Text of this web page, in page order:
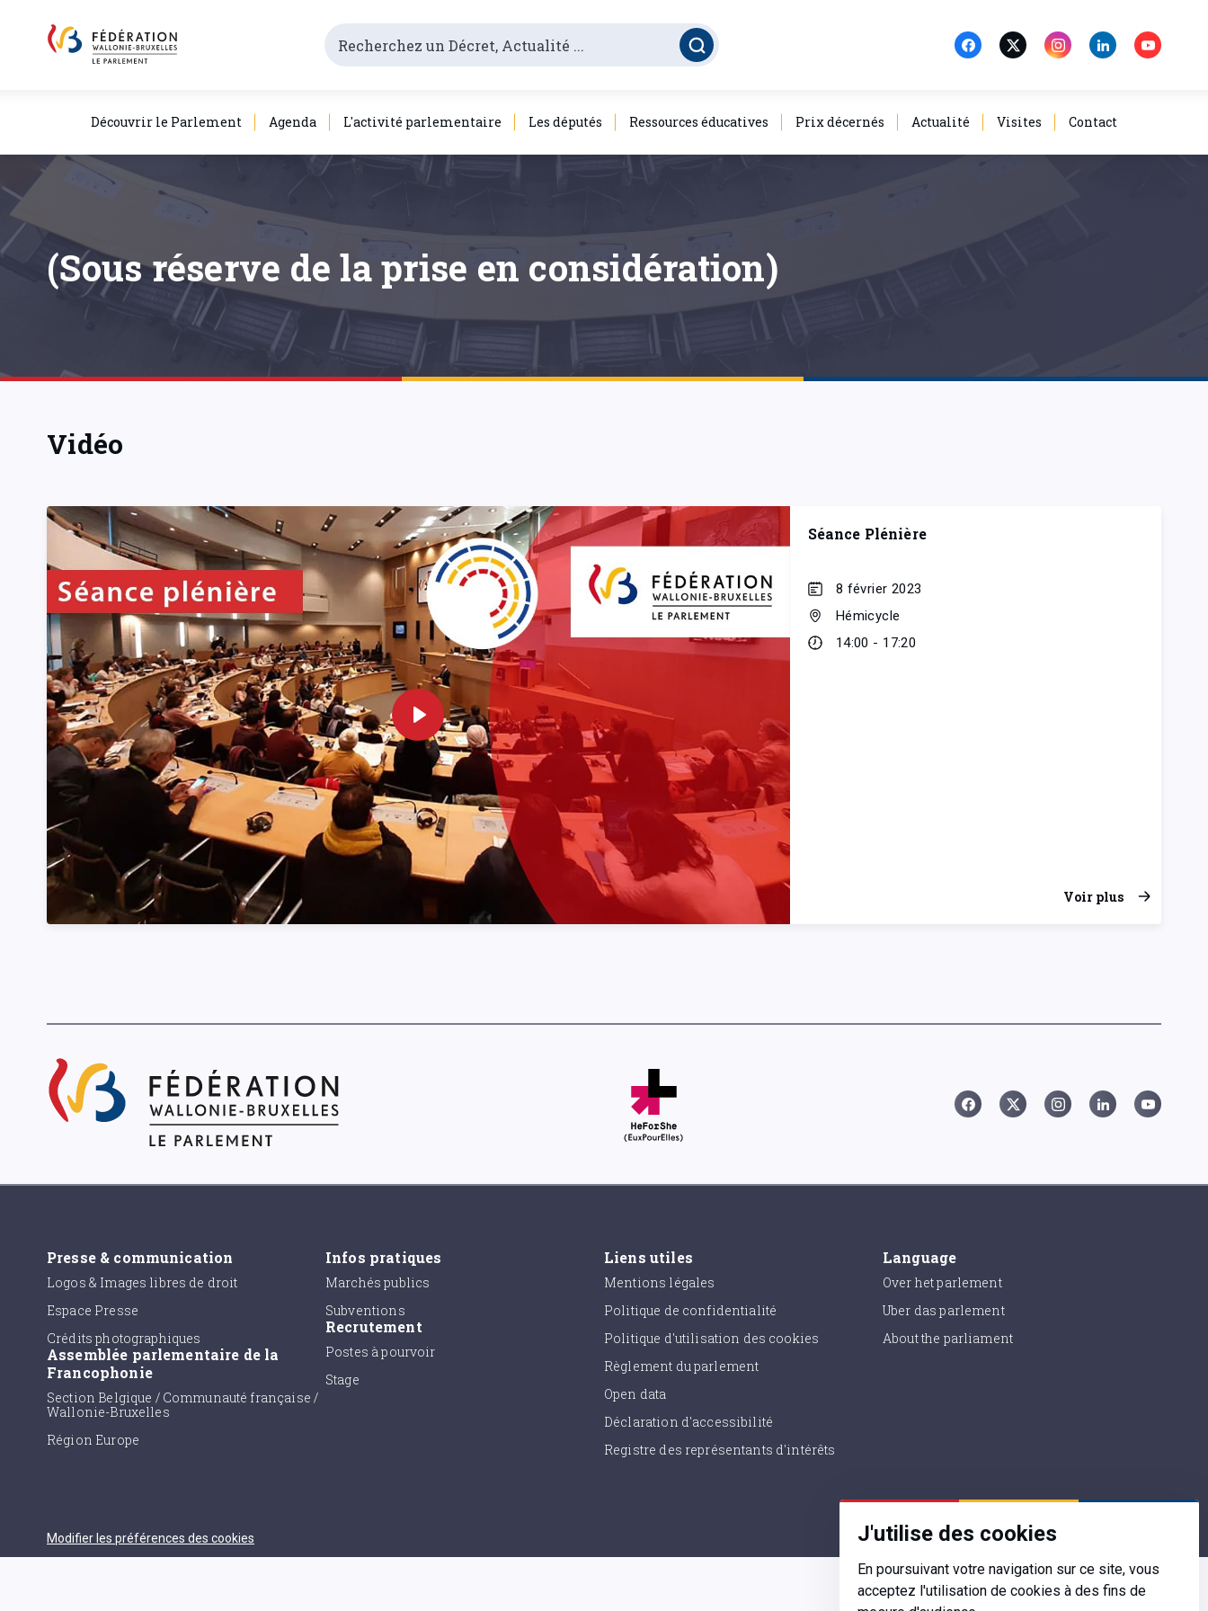
J'utilise des cookies
En poursuivant votre navigation sur ce site, vous
acceptez l'utilisation de cookies à des fins de
Découvrir le Parlement Agenda L'activité parlementaire Les députés Ressources éducatives Prix décernés Actualité Visites Contact
(Sous réserve de la prise en considération)
Vidéo
Séance Plénière
8 février 2023
Hémicycle
14:00 - 17:20
Voir plus
Presse & communication
Logos & Images libres de droit
Espace Presse
Crédits photographiques
Assemblée parlementaire de la
Francophonie
Section Belgique / Communauté française /
Wallonie-Bruxelles
Région Europe
Infos pratiques
Marchés publics
Subventions
Recrutement
Postes à pourvoir
Stage
Liens utiles
Mentions légales
Politique de confidentialité
Politique d'utilisation des cookies
Règlement du parlement
Open data
Déclaration d'accessibilité
Registre des représentants d'intérêts
Language
Over het parlement
Uber das parlement
About the parliament
Modifier les préférences des cookies